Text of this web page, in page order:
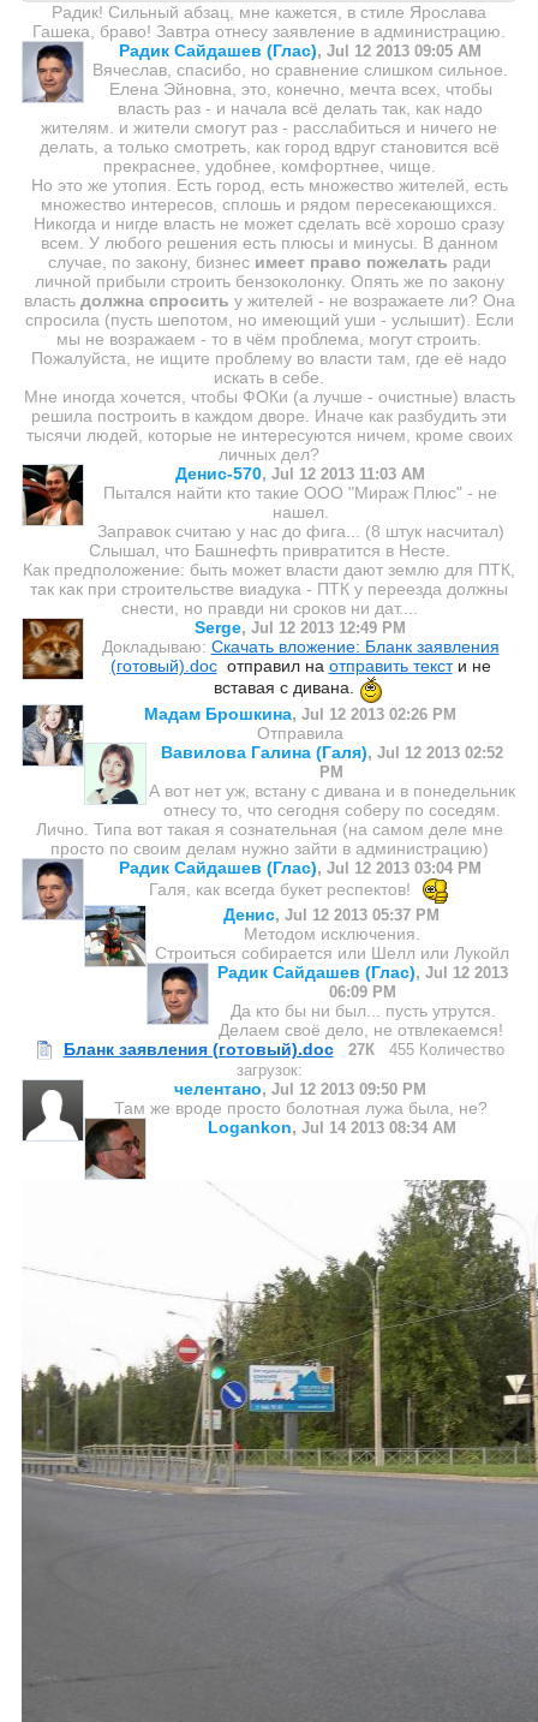
Радик! Сильный абзац, мне кажется, в стиле Ярослава
Гашека, браво! Завтра отнесу заявление в администрацию.
Радик Сайдашев (Глас), Jul 12 2013 09:05 AM
Вячеслав, спасибо, но сравнение слишком сильное.
Елена Эйновна, это, конечно, мечта всех, чтобы
власть раз - и начала всё делать так, как надо
жителям. и жители смогут раз - расслабиться и ничего не
делать, а только смотреть, как город вдруг становится всё
прекраснее, удобнее, комфортнее, чище.
Но это же утопия. Есть город, есть множество жителей, есть
множество интересов, сплошь и рядом пересекающихся.
Никогда и нигде власть не может сделать всё хорошо сразу
всем. У любого решения есть плюсы и минусы. В данном
случае, по закону, бизнесимеет право пожелать ради
личной прибыли строить бензоколонку. Опять же по закону
власть должна спросить у жителей - не возражаете ли? Она
спросила (пусть шепотом, но имеющий уши - услышит). Если
мы не возражаем - то в чём проблема, могут строить.
Пожалуйста, не ищите проблему во власти там, где её надо
искать в себе.
Мне иногда хочется, чтобы ФОКи (а лучше - очистные) власть
решила построить в каждом дворе. Иначе как разбудить эти
тысячи людей, которые не интересуются ничем, кроме своих
личных дел?
Денис-570, Jul 12 2013 11:03 AM
Пытался найти кто такие ООО "Мираж Плюс" - не
нашел.
Заправок считаю у нас до фига... (8 штук насчитал)
Слышал, что Башнефть привратится в Несте.
Как предположение: быть может власти дают землю для ПТК,
так как при строительстве виадука - ПТК у переезда должны
снести, но правди ни сроков ни дат....
Serge, Jul 12 2013 12:49 PM
Докладываю: Скачать вложение: Бланк заявления
(готовый).docотправил на отправить тексти не
вставая с дивана.
Мадам Брошкина, Jul 12 2013 02:26 PM
Отправила
Вавилова Галина (Галя), Jul 12 2013 02:52
PM
А вот нет уж, встану с дивана и в понедельник
отнесу то, что сегодня соберу по соседям.
Лично. Типа вот такая я сознательная (на самом деле мне
просто по своим делам нужно зайти в администрацию)
Радик Сайдашев (Глас), Jul 12 2013 03:04 PM
Галя, как всегда букет респектов!
Денис, Jul 12 2013 05:37 PM
Методом исключения.
Строиться собирается или Шелл или Лукойл
Радик Сайдашев (Глас), Jul 12 2013
06:09 PM
Да кто бы ни был... пусть утрутся.
Делаем своё дело, не отвлекаемся!
Бланк заявления (готовый).doc
27К
455 Количество
загрузок:
челентано, Jul 12 2013 09:50 PM
Там же вроде просто болотная лужа была, не?
Logankon, Jul 14 2013 08:34 AM